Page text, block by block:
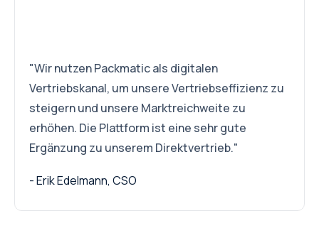
"Wir nutzen Packmatic als digitalen
Vertriebskanal, um unsere Vertriebseffizienz zu
steigern und unsere Marktreichweite zu
erhöhen. Die Plattform ist eine sehr gute
Ergänzung zu unserem Direktvertrieb."
- Erik Edelmann, CSO